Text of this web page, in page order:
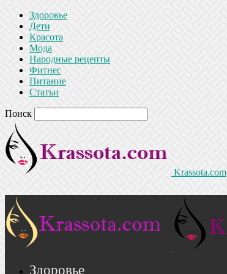
Здоровье
Дети
Красота
Мода
Народные рецепты
Фитнес
Питание
Статьи
Поиск
Krassota.com
Здоровье